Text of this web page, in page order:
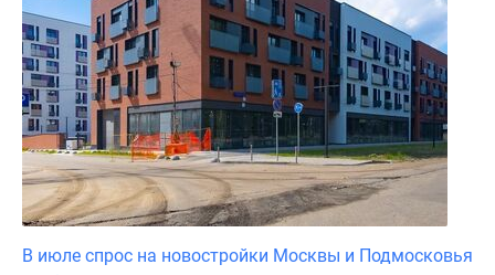
поселки
водоема
Коттеджные
поселки
ипотеку
Бизнес-
Коттеджи
В июле спрос на новостройки Москвы и Подмосковья